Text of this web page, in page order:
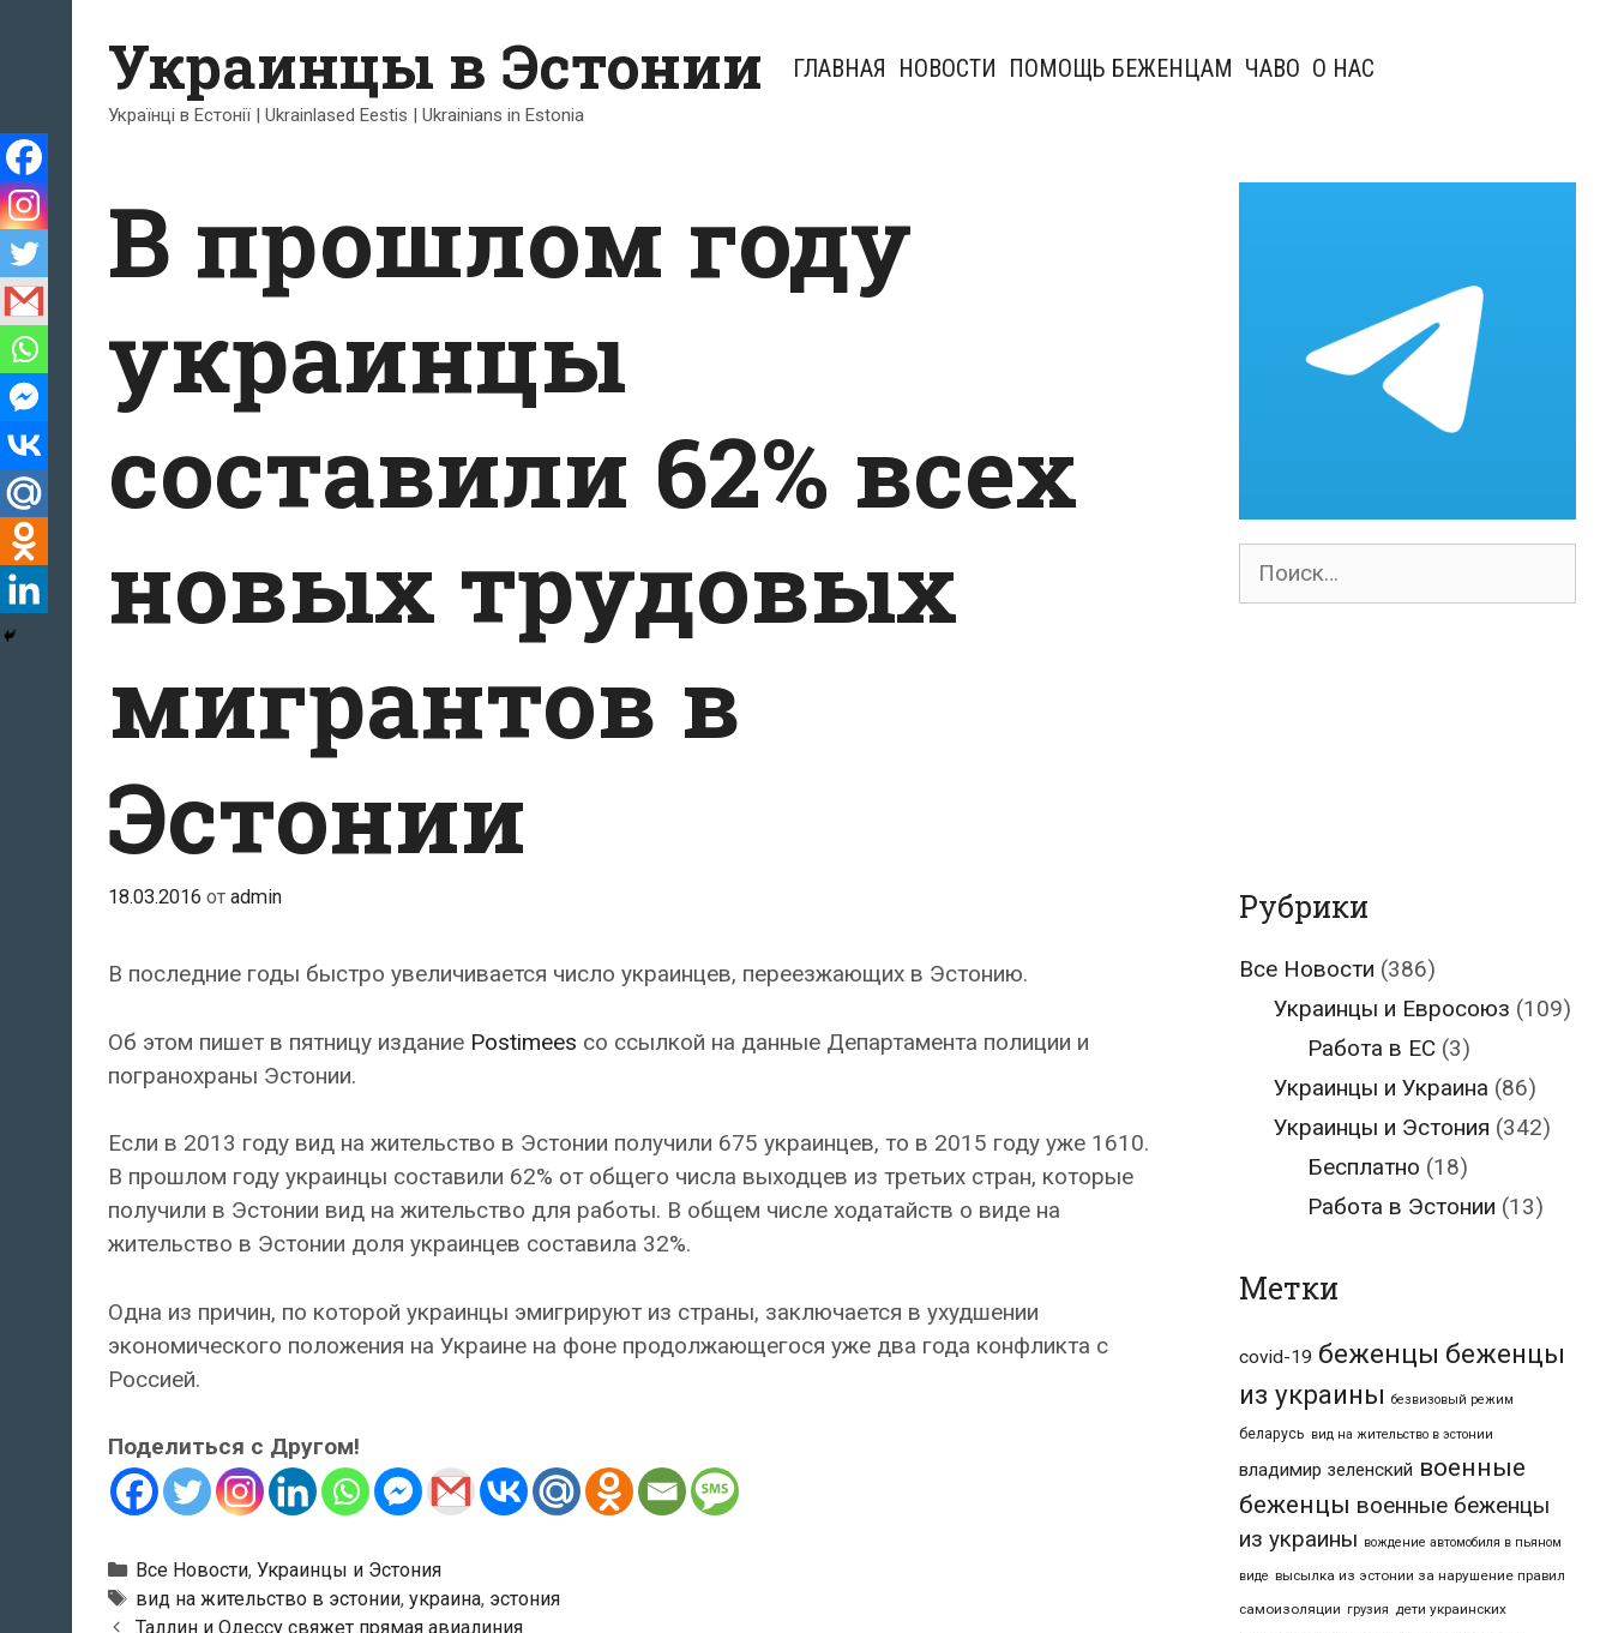
содержимому
Украинцы в Эстонии
Українці в Естонії | Ukrainlased Eestis | Ukrainians in Estonia
ГЛАВНАЯ НОВОСТИ ПОМОЩЬ БЕЖЕНЦАМ ЧАВО О НАС
В прошлом году
украинцы
составили 62% всех
новых трудовых
мигрантов в
Эстонии
18.03.2016 от admin
В последние годы быстро увеличивается число украинцев, переезжающих в Эстонию.
Об этом пишет в пятницу издание Postimees со ссылкой на данные Департамента полиции и
погранохраны Эстонии.
Если в 2013 году вид на жительство в Эстонии получили 675 украинцев, то в 2015 году уже 1610.
В прошлом году украинцы составили 62% от общего числа выходцев из третьих стран, которые
получили в Эстонии вид на жительство для работы. В общем числе ходатайств о виде на
жительство в Эстонии доля украинцев составила 32%.
Одна из причин, по которой украинцы эмигрируют из страны, заключается в ухудшении
экономического положения на Украине на фоне продолжающегося уже два года конфликта с
Россией.
Поделиться с Другом!
Рубрики
Все Новости, Украинцы и Эстония
Метки
вид на жительство в эстонии, украина, эстония
Навигация
Таллин и Одессу свяжет прямая авиалиния
Поиск
Рубрики
Все Новости (386)
Украинцы и Евросоюз (109)
Работа в ЕС (3)
Украинцы и Украина (86)
Украинцы и Эстония (342)
Бесплатно (18)
Работа в Эстонии (13)
Метки
covid-19 беженцы беженцы
из украины безвизовый режим
беларусь вид на жительство в эстонии
владимир зеленский военные
беженцы военные беженцы
из украины вождение автомобиля в пьяном
виде высылка из эстонии за нарушение правил
самоизоляции грузия дети украинских